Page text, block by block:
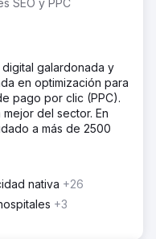
galardonada y
en optimización para
pago por clic (PPC).
del sector. En
a más de 2500
nativa +26
+3